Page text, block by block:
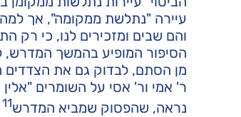
עיירה "נתלשת ממקומה", אך למה
והם שבים ומזכירים לנו, כי רק
הסיפור המופיע בהמשך המדרש,
מן הסתם, לבדוק גם את הצדדים
ר' אמי ור' אסי על השומרים
נראה, שהפסוק שמביא המדרש11